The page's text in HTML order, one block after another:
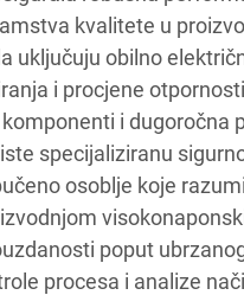
kvalitete u
uključuju obilno
i procjene
i dugoročna
specijaliziranu
osoblje koje
poput
procesa i analize